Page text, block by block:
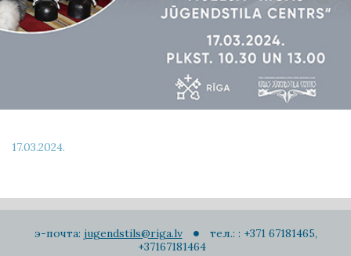
17.03.2024.
э-почта: jugendstils@riga.lv
тел.: : +371 67181465,
+37167181464